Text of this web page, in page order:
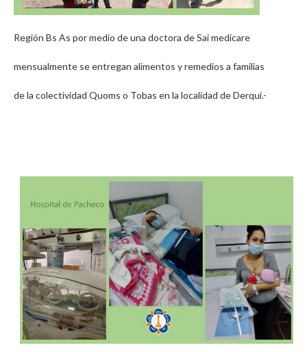
Región Bs As por medio de una doctora de Sai medicare
mensualmente se entregan alimentos y remedios a familias
de la colectividad Quoms o Tobas en la localidad de Derqui.-